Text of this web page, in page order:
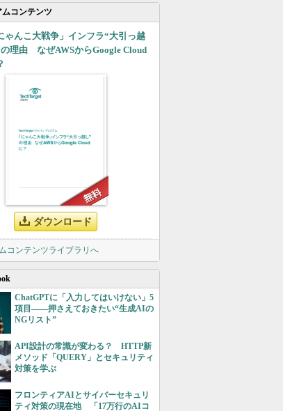
ムコンテンツ
ゃんこ大戦争」インフラ“大引っ越
の理由 なぜAWSからGoogle Cloud
ダウンロード
コンテンツライブラリへ
ChatGPTに「入力してはいけない」5
項目――押さえておきたい“生成AIの
NGリスト”
API設計の常識が変わる？ HTTP新
メソッド「QUERY」とセキュリティ
対策を学ぶ
フロンティアAIとサイバーセキュリ
ティ対策の現在地 「17万行のAIコ